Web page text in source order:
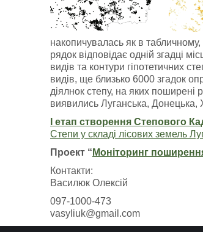
накопичувалась як в
рядок відповідає одній згадці
видів та контури гіпотетичних
видів, ще близько 6000 згадок
діялнок степу, на яких поширені
виявились Луганська, Донецька,
І етап створення Степового
Степи у складі лісових земель
Проект “ Моніторинг
Контакти:
Василюк Олексій
097-1000-473
vasyliuk@gmail.com